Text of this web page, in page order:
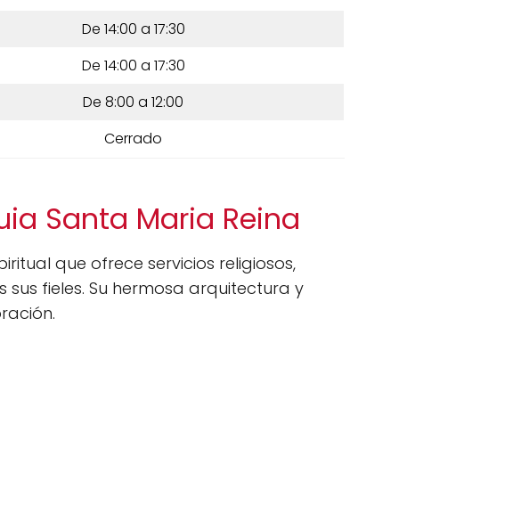
De 14:00 a 17:30
De 14:00 a 17:30
De 8:00 a 12:00
Cerrado
Santa Maria Reina
que ofrece servicios religiosos,
fieles. Su hermosa arquitectura y